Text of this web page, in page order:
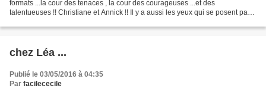
formats ...la cour des tenaces , la cour des courageuses ...et des
talentueuses !! Christiane et Annick !! Il y a aussi les yeux qui se posent par
chez Léa ...
Publié le 03/05/2016 à 04:35
Par facilececile